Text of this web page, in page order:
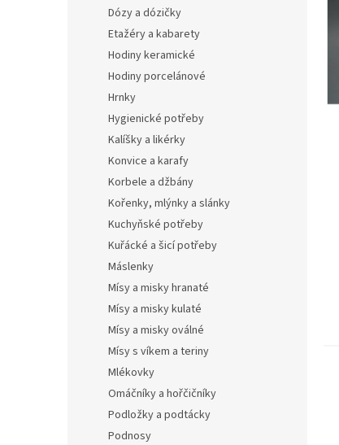
Dózy a dózičky
Etažéry a kabarety
Hodiny keramické
Hodiny porcelánové
Hrnky
Hygienické potřeby
Kalíšky a likérky
Konvice a karafy
Korbele a džbány
Kořenky, mlýnky a slánky
Kuchyňské potřeby
Kuřácké a šicí potřeby
Máslenky
Mísy a misky hranaté
Mísy a misky kulaté
Mísy a misky oválné
Mísy s víkem a teriny
Mlékovky
Omáčníky a hořčičníky
Podložky a podtácky
Podnosy